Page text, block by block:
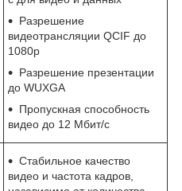
Разрешение
видеотрансляции QCIF до
1080p
Разрешение презентации
до WUXGA
Пропускная способность
видео до 12 Мбит/с
Стабильное качество
видео и частота кадров,